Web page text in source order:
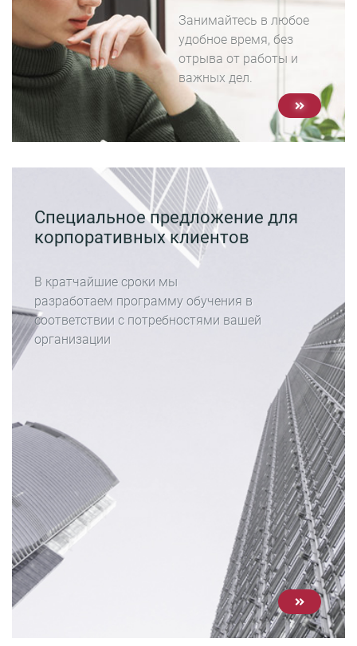
Занимайтесь в любое
удобное время, без
отрыва от работы и
важных дел.
Специальное предложение для
корпоративных клиентов
В кратчайшие сроки мы
разработаем программу обучения в
соответствии с потребностями вашей
организации